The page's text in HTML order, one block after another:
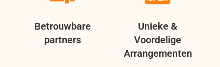
Betrouwbare
partners
Unieke &
Voordelige
Arrangementen